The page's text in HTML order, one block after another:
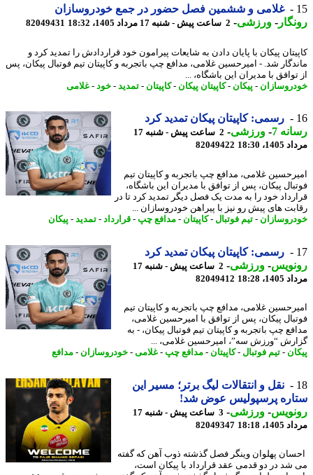
غلامی و ششمین فصل حضور در جمع خودروسازان
-ورزشی-2 ساعت پیش - شنبه 17 مرداد 1405، 18:32 82049431
پیکان با پایان دادن به شایعات پیرامون خود قراردادش را تمدید کرد و
شد. - ​امیرحسین غلامی، مدافع چپ باتجربه و کاپیتان تیم فوتبال پیکان، پس
با مدیران این باشگاه، ...
- پیکان-کاپیتان پیکان-کاپیتان-تمدید-خود -غلامی
رسمی: کاپیتان پیکان تمدید کرد
7
-ورزشی-
2 ساعت پیش - شنبه 17
18:30
82049422
غلامی، مدافع چپ باتجربه و کاپیتان تیم
پیکان، پس از توافق با مدیران این باشگاه،
خود را به مدت یک فصل دیگر تمدید کرد تا در
های پیش رو نیز با پیراهن خودروسازان ...
- تیم فوتبال-کاپیتان-مدافع چپ -قرارداد -تمدید-پیکان
رسمی: کاپیتان پیکان تمدید کرد
-ورزشی-
2 ساعت پیش - شنبه 17
18:28
82049412
غلامی، مدافع چپ باتجربه و کاپیتان تیم
پیکان، پس از توافق با ​امیرحسین غلامی،
چپ باتجربه و کاپیتان تیم فوتبال پیکان، - به
“ورزش سه”، ​امیرحسین غلامی، ...
-تیم فوتبال-کاپیتان-مدافع چپ -غلامی-خودروسازان- مدافع
نقل و انتقالات لیگ برتر؛ مسیر این
پرسپولیس عوض شد!
-ورزشی-
3 ساعت پیش - شنبه 17
18:18
82049347
پهلوان وینگر فصل گذشته ذوب آهن که گفته
در دو قدمی عقد قرارداد با پیکان است،